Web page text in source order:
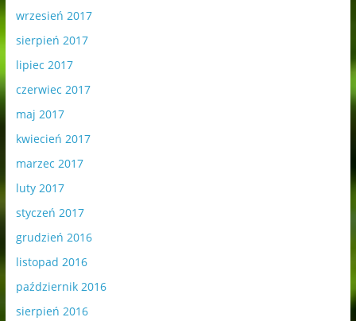
wrzesień 2017
sierpień 2017
lipiec 2017
czerwiec 2017
maj 2017
kwiecień 2017
marzec 2017
luty 2017
styczeń 2017
grudzień 2016
listopad 2016
październik 2016
sierpień 2016